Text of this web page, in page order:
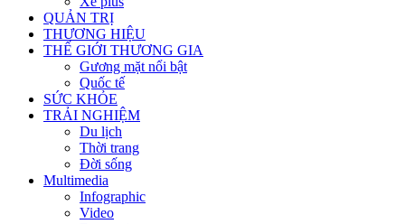
QUẢN TRỊ
THƯƠNG HIỆU
THẾ GIỚI THƯƠNG GIA
Gương mặt nổi bật
Quốc tế
SỨC KHỎE
TRẢI NGHIỆM
Du lịch
Thời trang
Đời sống
Multimedia
Infographic
Video